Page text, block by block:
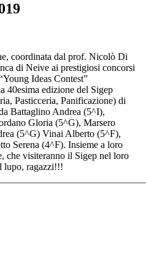
coordinata dal prof. Nicolò Di
di Neive ai prestigiosi concorsi
Ideas Contest”
40esima edizione del Sigep
Pasticceria, Panificazione) di
Battaglino Andrea (5^I),
Gloria (5^G), Marsero
(5^G) Vinai Alberto (5^F),
Serena (4^F). Insieme a loro
che visiteranno il Sigep nel loro
lupo, ragazzi!!!